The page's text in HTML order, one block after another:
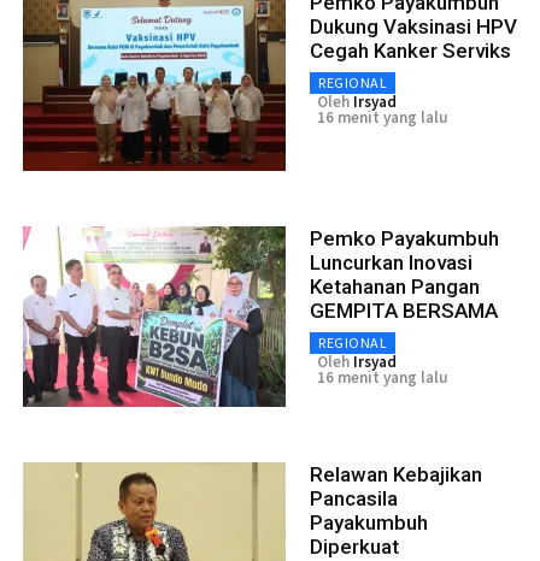
Dukung Vaksinasi HPV
Cegah Kanker Serviks
REGIONAL
Oleh Irsyad
16 menit yang lalu
Pemko Payakumbuh
Luncurkan Inovasi
Ketahanan Pangan
GEMPITA BERSAMA
REGIONAL
Oleh Irsyad
16 menit yang lalu
Relawan Kebajikan
Pancasila
Payakumbuh
Diperkuat